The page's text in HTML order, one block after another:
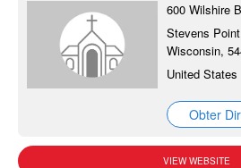
600 Wilshire
Stevens
Wisconsin,
United States
Obter
VIEW WEBSITE